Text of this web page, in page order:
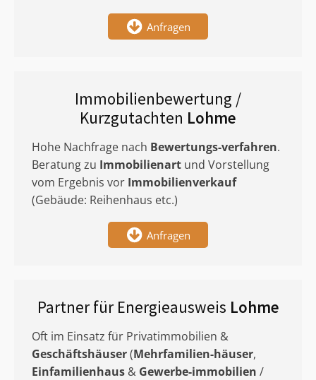
Anfragen
Immobilienbewertung /
Kurzgutachten Lohme
Hohe Nachfrage nach Bewertungs-verfahren.
Beratung zu Immobilienart und Vorstellung
vom Ergebnis vor Immobilienverkauf
(Gebäude: Reihenhaus etc.)
Anfragen
Partner für Energieausweis Lohme
Oft im Einsatz für Privatimmobilien &
Geschäftshäuser(Mehrfamilien-häuser,
Einfamilienhaus & Gewerbe-immobilien /